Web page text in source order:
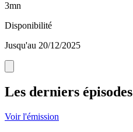
3mn
Disponibilité
Jusqu'au 20/12/2025
Les derniers épisodes
Voir l'émission